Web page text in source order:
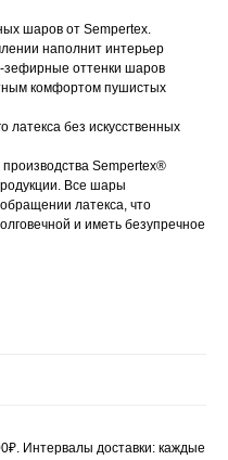
шаров от Sempertex.
наполнит интерьер
зефирные оттенки шаров
комфортом пушистых
без искусственных
Sempertex®
Все шары
обращении латекса, что
и иметь безупречное
Интервалы доставки: каждые